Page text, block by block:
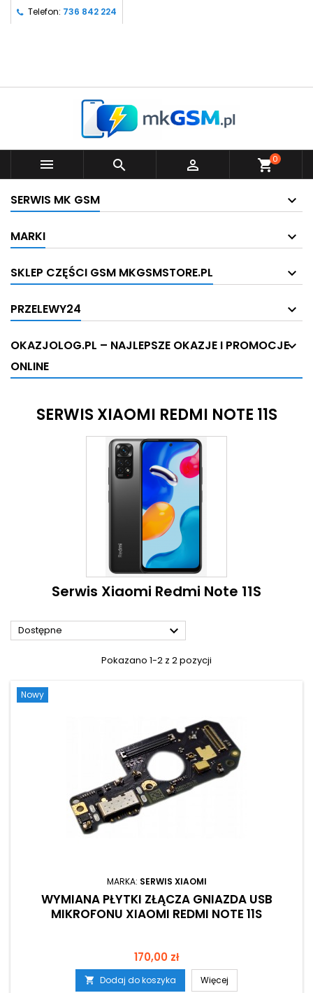
Telefon: 736 842 224
   shopping_cart0
SERWIS MK GSM
MARKI
SKLEP CZĘŚCI GSM MKGSMSTORE.PL
PRZELEWY24
OKAZJOLOG.PL – NAJLEPSZE OKAZJE I PROMOCJE
ONLINE
SERWIS XIAOMI REDMI NOTE 11S
Serwis Xiaomi Redmi Note 11S
Dostępne 
Pokazano 1-2 z 2 pozycji
Nowy
MARKA: SERWIS XIAOMI
WYMIANA PŁYTKI ZŁĄCZA GNIAZDA USB
MIKROFONU XIAOMI REDMI NOTE 11S
Cena
170,00 zł
 Dodaj do koszyka Więcej